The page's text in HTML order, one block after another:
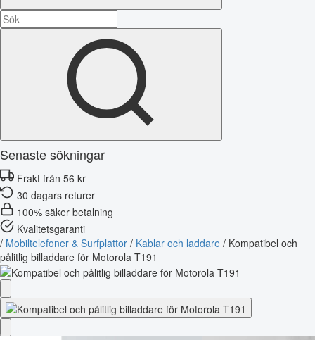
Senaste sökningar
Frakt från 56 kr
30 dagars returer
100% säker betalning
Kvalitetsgaranti
/ Mobiltelefoner & Surfplattor / Kablar och laddare / Kompatibel och
pålitlig billaddare för Motorola T191